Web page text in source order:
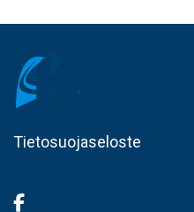
Tietosuojaseloste